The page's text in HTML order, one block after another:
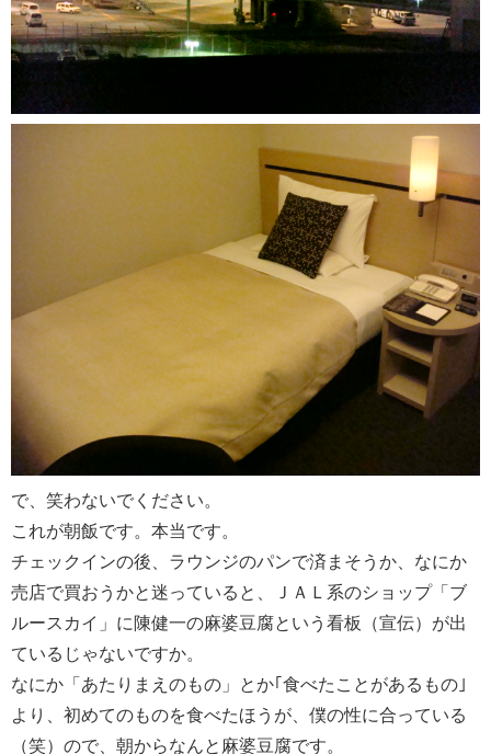
で、笑わないでください。
これが朝飯です。本当です。
チェックインの後、ラウンジのパンで済まそうか、なにか
売店で買おうかと迷っていると、ＪＡＬ系のショップ「ブ
ルースカイ」に陳健一の麻婆豆腐という看板（宣伝）が出
ているじゃないですか。
なにか「あたりまえのもの」とか｢食べたことがあるもの｣
より、初めてのものを食べたほうが、僕の性に合っている
（笑）ので、朝からなんと麻婆豆腐です。